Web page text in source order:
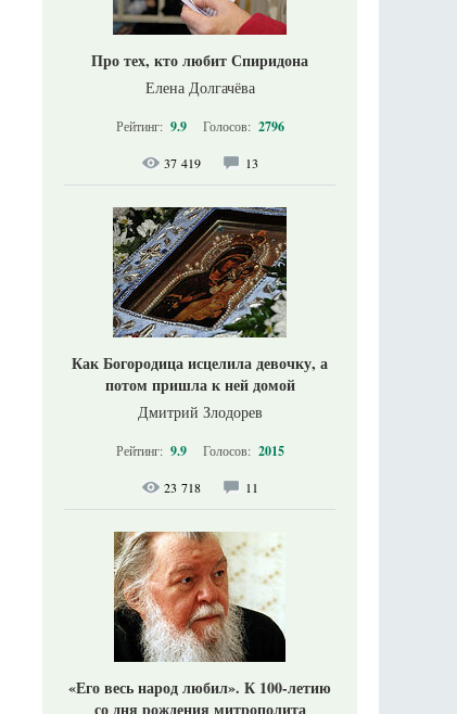
Про тех, кто любит Спиридона
Елена Долгачёва
Рейтинг: 9.9 Голосов: 2796
37 419 13
Как Богородица исцелила девочку, а
потом пришла к ней домой
Дмитрий Злодорев
Рейтинг: 9.9 Голосов: 2015
23 718 11
«Его весь народ любил». К 100-летию
со дня рождения митрополита